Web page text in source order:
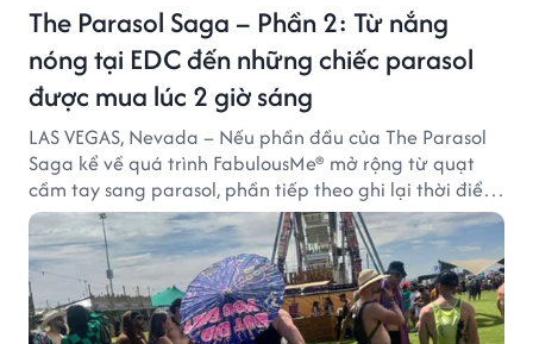
The Parasol Saga – Phần 2: Từ nắng
nóng tại EDC đến những chiếc parasol
được mua lúc 2 giờ sáng
LAS VEGAS, Nevada – Nếu phần đầu của The Parasol
Saga kể về quá trình FabulousMe® mở rộng từ quạt
cầm tay sang parasol, phần tiếp theo ghi lại thời điểm
sản phẩm được thị trường đón nhận và dần vượt khỏi
công năng che nắng thông thường.